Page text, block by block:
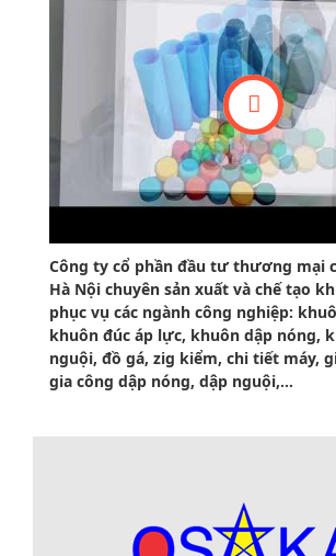
Công ty cổ phần đầu tư thương mại
Hà Nội chuyên sản xuất và chế tạo
phục vụ các ngành công nghiệp:
khuôn đúc áp lực, khuôn dập nóng,
nguội, đồ gá, zig kiểm, chi tiết máy,
gia công dập nóng, dập nguội,...